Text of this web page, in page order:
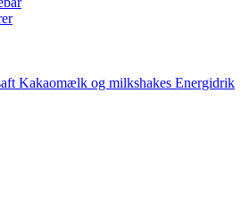
Kakaomælk og milkshakes Energidrik